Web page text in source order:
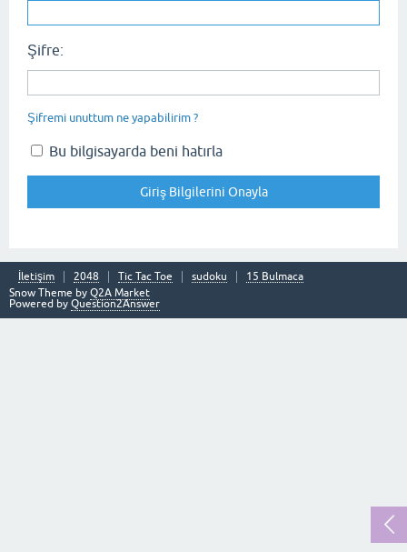
Şifre:
Şifremi unuttum ne yapabilirim ?
Bu bilgisayarda beni hatırla
İletişim 2048 Tic Tac Toe sudoku
15 Bulmaca
Snow Theme by Q2A Market
Powered by Question2Answer